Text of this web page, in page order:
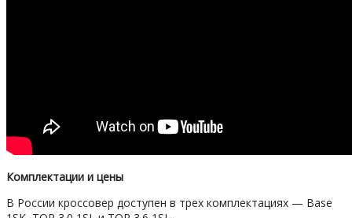
Комплектации и цены
В России кроссовер доступен в трех комплектациях — Base